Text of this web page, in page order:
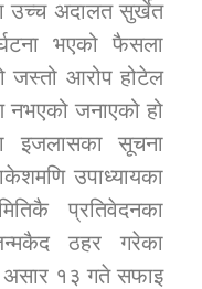
सुचना सन्देश
जुम्लाको सुचना
उच्च अदालत सुर्खेत
भएको फैसला
जस्तो आरोप होटेल
नभएको जनाएको हो
इजलासका सूचना
उपाध्यायका
प्रतिवेदनका
ठहर गरेका
असार १३ गते सफाइ